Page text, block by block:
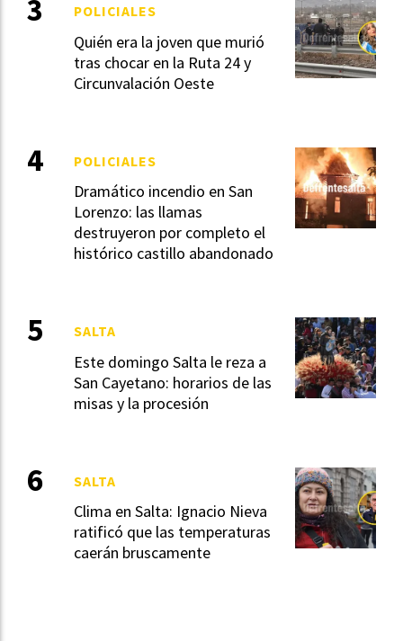
Quién era la joven que murió
tras chocar en la Ruta 24 y
Circunvalación Oeste
POLICIALES
Dramático incendio en San
Lorenzo: las llamas
destruyeron por completo el
histórico castillo abandonado
POLICIALES
Este domingo Salta le reza a
San Cayetano: horarios de las
misas y la procesión
SALTA
Clima en Salta: Ignacio Nieva
ratificó que las temperaturas
caerán bruscamente
SALTA